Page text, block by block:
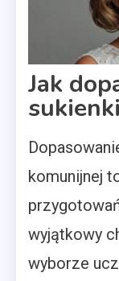
Jak
komunijnej
wyjątkowy
wyborze